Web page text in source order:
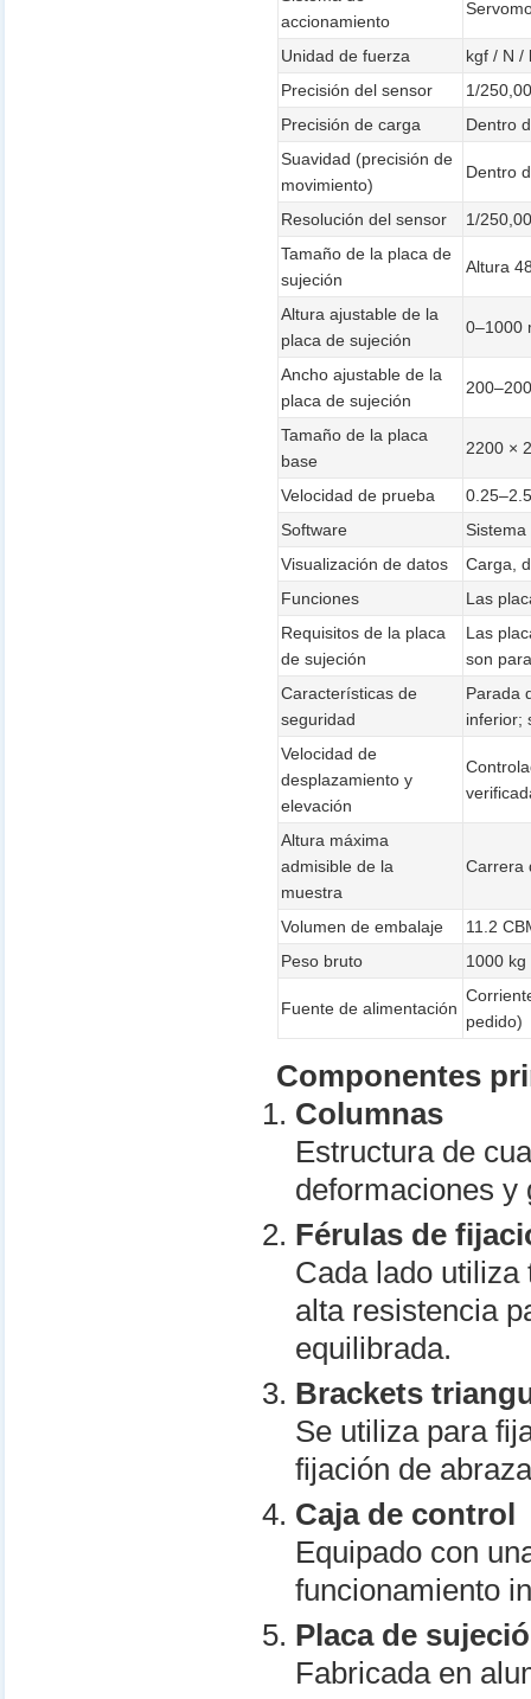
accionamiento
Unidad de fuerza
kgf / N /
Precisión del sensor
1/
Precisión de carga
Dentro
Suavidad (precisión de
movimiento)
Dentro
Resolución del sensor
1/
Tamaño de la placa de
sujeción
Altura
Altura ajustable de la
placa de sujeción
0–1000
Ancho ajustable de la
placa de sujeción
Tamaño de la placa
base
2200 ×
Velocidad de prueba
Software
Visualización de datos
Carga,
Funciones
Las
Requisitos de la placa
de sujeción
Las
son
Características de
seguridad
Parada
inferior;
Velocidad de
desplazamiento y
elevación
Altura máxima
admisible de la
muestra
Carrera
Volumen de embalaje
11.2
Peso bruto
1000 kg
Fuente de alimentación
pedido)
Componentes
Columnas
Estructura de
deformaciones y
Férulas de
Cada lado utiliza
alta resistencia
equilibrada.
Brackets
Se utiliza para
fijación de
Caja de control
Equipado con
funcionamiento
Placa de
Fabricada en